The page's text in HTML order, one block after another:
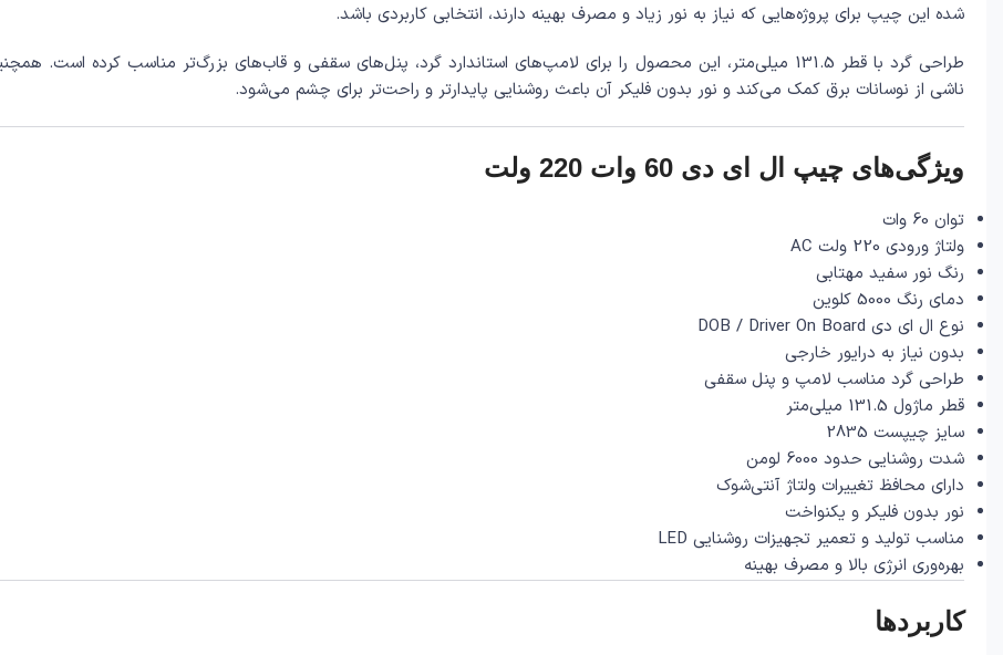
شده این چیپ برای پروژه‌هایی که نیاز به نور زیاد و مصرف بهینه دارند، انتخابی کاربردی باشد.
طراحی گرد با قطر 131.5 میلی‌متر، این محصول را برای لامپ‌های استاندارد گرد، پنل‌های سقفی و قاب‌های بزرگ‌تر مناسب
ناشی از نوسانات برق کمک می‌کند و نور بدون فلیکر آن باعث روشنایی پایدارتر و راحت‌تر برای چشم می‌شود.
ویژگی‌های چیپ ال ای دی 60 وات 220 ولت
توان 60 وات
ولتاژ ورودی 220 ولت AC
رنگ نور سفید مهتابی
دمای رنگ 5000 کلوین
نوع ال ای دی DOB / Driver On Board
بدون نیاز به درایور خارجی
طراحی گرد مناسب لامپ و پنل سقفی
قطر ماژول 131.5 میلی‌متر
سایز چیپست 2835
شدت روشنایی حدود 6000 لومن
دارای محافظ تغییرات ولتاژ آنتی‌شوک
نور بدون فلیکر و یکنواخت
مناسب تولید و تعمیر تجهیزات روشنایی LED
بهره‌وری انرژی بالا و مصرف بهینه
کاربردها